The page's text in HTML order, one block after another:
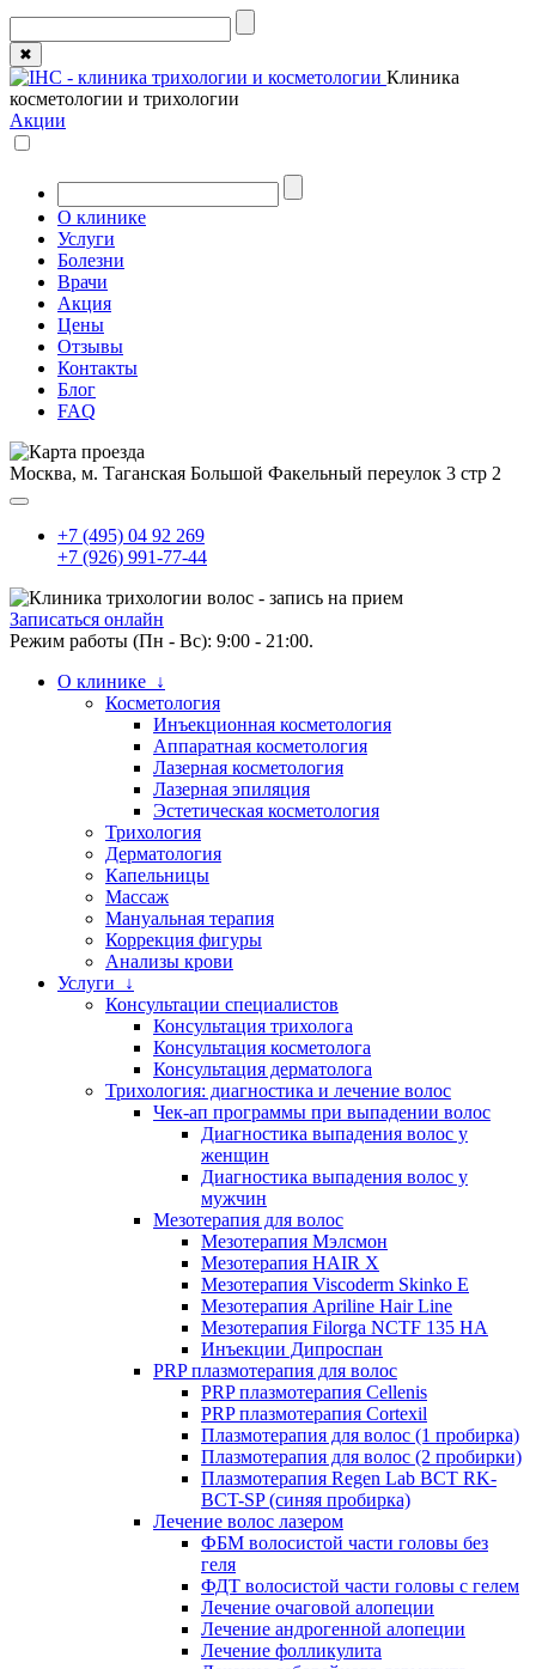
✖
Клиника
косметологии и трихологии
Акции
О клинике
Услуги
Болезни
Врачи
Акция
Цены
Отзывы
Контакты
Блог
FAQ
Москва, м. Таганская Большой Факельный переулок 3 стр 2
+7 (495) 04 92 269
+7 (926) 991-77-44
Записаться онлайн
Режим работы (Пн - Вс): 9:00 - 21:00.
О клинике ↓
Косметология
Инъекционная косметология
Аппаратная косметология
Лазерная косметология
Лазерная эпиляция
Эстетическая косметология
Трихология
Дерматология
Капельницы
Массаж
Мануальная терапия
Коррекция фигуры
Анализы крови
Услуги ↓
Консультации специалистов
Консультация трихолога
Консультация косметолога
Консультация дерматолога
Трихология: диагностика и лечение волос
Чек-ап программы при выпадении волос
Диагностика выпадения волос у
женщин
Диагностика выпадения волос у
мужчин
Мезотерапия для волос
Мезотерапия Мэлсмон
Мезотерапия HAIR X
Мезотерапия Viscoderm Skinko E
Мезотерапия Apriline Hair Line
Мезотерапия Filorga NCTF 135 HA
Инъекции Дипроспан
PRP плазмотерапия для волос
PRP плазмотерапия Cellenis
PRP плазмотерапия Cortexil
Плазмотерапия для волос (1 пробирка)
Плазмотерапия для волос (2 пробирки)
Плазмотерапия Regen Lab BCT RK-
BCT-SP (синяя пробирка)
Лечение волос лазером
ФБМ волосистой части головы без
геля
ФДТ волосистой части головы с гелем
Лечение очаговой алопеции
Лечение андрогенной алопеции
Лечение фолликулита